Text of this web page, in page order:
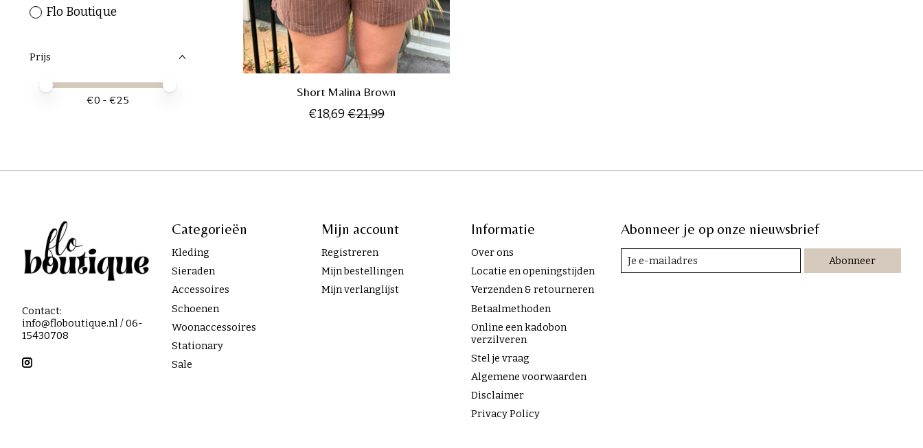
Flo Boutique
Prijs
Minimale prijswaarde
Price maximum value
€0 - €25
Short Malina Brown
€18,69€21,99
Contact:
info@floboutique.nl/ 06-
15430708
Categorieën
Kleding
Sieraden
Accessoires
Schoenen
Woonaccessoires
Stationary
Sale
Mijn account
Registreren
Mijn bestellingen
Mijn verlanglijst
Informatie
Over ons
Locatie en openingstijden
Verzenden & retourneren
Betaalmethoden
Online een kadobon
verzilveren
Stel je vraag
Algemene voorwaarden
Disclaimer
Privacy Policy
Abonneer je op onze nieuwsbrief
Abonneer